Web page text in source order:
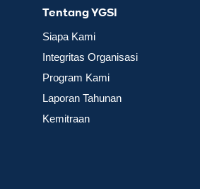
Tentang YGSI
Siapa Kami
Integritas Organisasi
Program Kami
Laporan Tahunan
Kemitraan